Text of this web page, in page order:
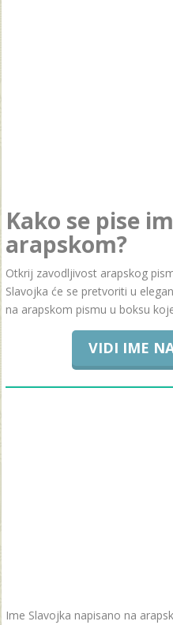
Kako se pise
arapskom?
Otkrij zavodljivost arapskog
Slavojka će se pretvoriti u
na arapskom pismu u boksu
VIDI IME
Ime Slavojka napisano na